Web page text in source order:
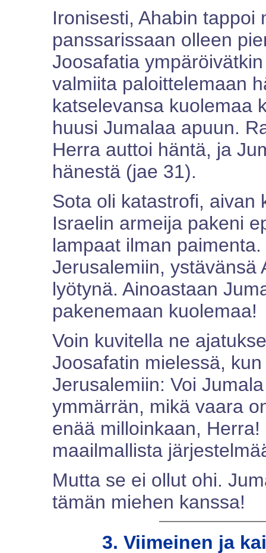
Ironisesti, Ahabin tappoi
panssarissaan olleen
Joosafatia
valmiita paloittelemaan
katselevansa kuolemaa
huusi Jumalaa apuun.
Herra auttoi häntä, ja
hänestä (jae 31).
Sota oli katastrofi, aivan
Israelin armeija pakeni
lampaat ilman
Jerusalemiin, ystävänsä
lyötynä. Ainoastaan
pakenemaan kuolemaa!
Voin kuvitella ne
Joosafatin mielessä,
Jerusalemiin: Voi
ymmärrän, mikä vaara
enää milloinkaan,
maailmallista
Mutta se ei ollut ohi.
tämän miehen kanssa!
3. Viimeinen ja